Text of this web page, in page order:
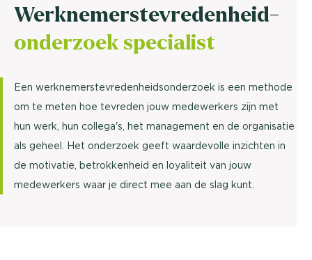
Werknemerstevredenheid-
onderzoek specialist
Een werknemerstevredenheidsonderzoek is een methode
om te meten hoe tevreden jouw medewerkers zijn met
hun werk, hun collega's, het management en de organisatie
als geheel. Het onderzoek geeft waardevolle inzichten in
de motivatie, betrokkenheid en loyaliteit van jouw
medewerkers waar je direct mee aan de slag kunt.